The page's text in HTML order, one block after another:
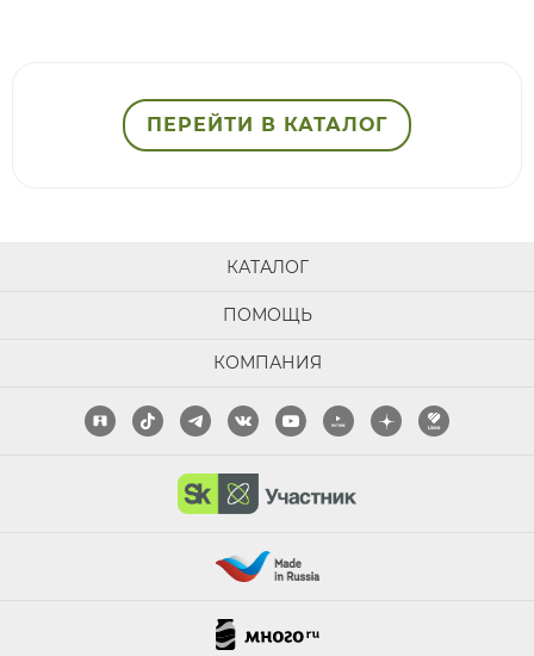
ПЕРЕЙТИ В КАТАЛОГ
КАТАЛОГ
ПОМОЩЬ
КОМПАНИЯ